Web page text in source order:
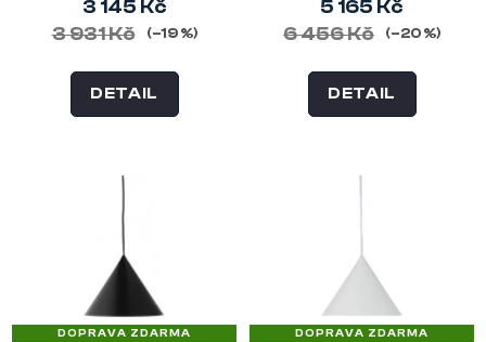
3 145 Kč
3 931 Kč
(–19 %)
DETAIL
5 165 Kč
6 456 Kč
(–20 %)
DETAIL
DOPRAVA ZDARMA DOPRAVA ZDARMA